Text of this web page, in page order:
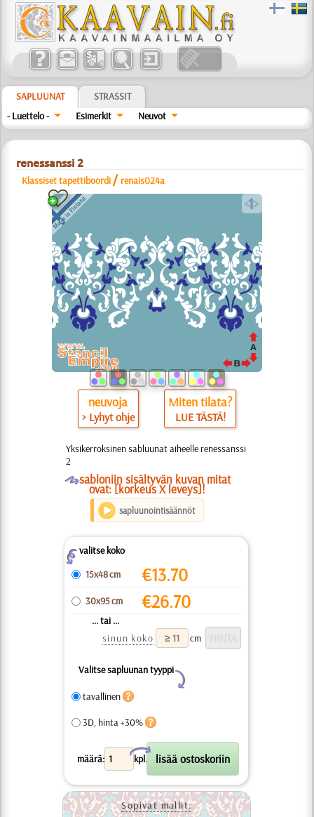
SAPLUUNAT
STRASSIT
- Luettelo -
Esimerkit Neuvot
renessanssi 2
Klassiset tapettiboordi / renais024a
a
neuvoja
> Lyhyt ohje
Miten tilata?
LUE TÄSTÄ!
Yksikerroksinen sabluunat aiheelle renessanssi
2
Osabloniin sisältyvän kuvan mitat
ovat: [korkeus X leveys]!
sapluunointisäännöt
Zvalitse koko
15x48 cm
€13.70
30x95 cm €26.70
... tai ...
sinun koko
cm
Valitse sapluunan tyyppi
Y
tavallinen
3D, hinta +30%
määrä: kpl.
X
Sopivat mallit: